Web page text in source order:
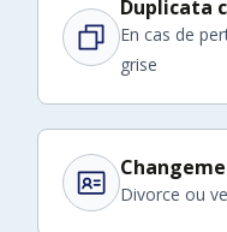
Duplicata
En cas de
grise
Divorce ou